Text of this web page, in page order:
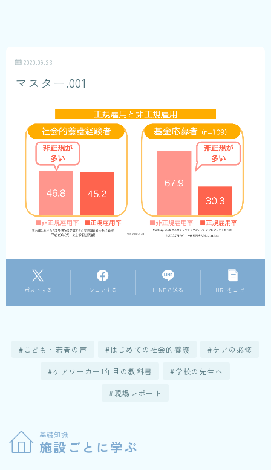
2020.09.23
マスター.001
ポストする シェアする LINEで送る URLをコピー
こども・若者の声 はじめての社会的養護 ケアの必修
ケアワーカー1年目の教科書 学校の先生へ
現場レポート
基礎知識
施設ごとに学ぶ